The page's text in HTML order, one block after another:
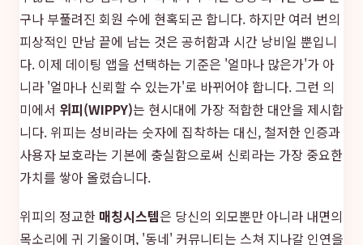
구나 부풀려진 회원 수에 현혹되곤 합니다. 하지만 여러 번의
피상적인 만남 끝에 남는 것은 공허함과 시간 낭비일 뿐입니
다. 이제 데이팅 앱을 선택하는 기준은 '얼마나 많은가'가 아
니라 '얼마나 신뢰할 수 있는가'로 바뀌어야 합니다. 그런 의
미에서 위피(WIPPY)는 현시대에 가장 적합한 대안을 제시합
니다. 위피는 성비라는 숫자에 집착하는 대신, 철저한 인증과
사용자 보호라는 기본에 충실함으로써 신뢰라는 가장 중요한
가치를 쌓아 올렸습니다.
위피의 정교한 매칭시스템은 당신의 외모뿐만 아니라 내면의
목소리에 귀 기울이며, '동네' 커뮤니티는 스쳐 지나갈 인연을